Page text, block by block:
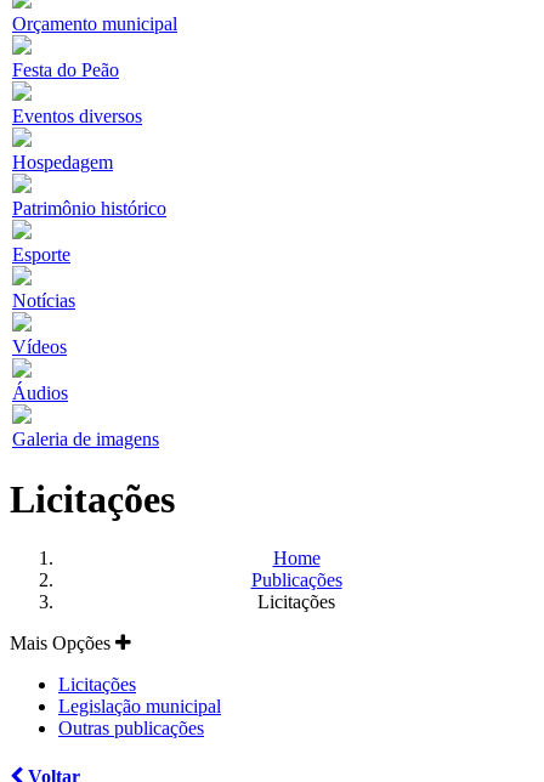
Orçamento municipal
Festa do Peão
Eventos diversos
Hospedagem
Patrimônio histórico
Esporte
Notícias
Vídeos
Áudios
Galeria de imagens
Licitações
Home
Publicações
Licitações
Mais Opções
Licitações
Legislação municipal
Outras publicações
Voltar